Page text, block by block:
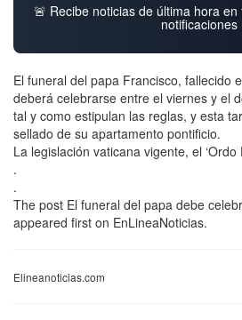
🚨 Recibe noticias de última hora
notificaciones
El funeral del papa Francisco, fallecido
deberá celebrarse entre el viernes y el
tal y como estipulan las reglas, y esta
sellado de su apartamento pontificio.
La legislación vaticana vigente, el
.
.
The post El funeral del papa debe
appeared first on EnLineaNoticias.
Elineanoticias.com